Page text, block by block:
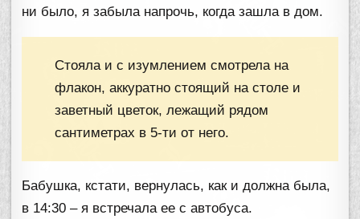
ни было, я забыла напрочь, когда зашла в дом.
Стояла и с изумлением смотрела на
флакон, аккуратно стоящий на столе и
заветный цветок, лежащий рядом
сантиметрах в 5-ти от него.
Бабушка, кстати, вернулась, как и должна была,
в 14:30 – я встречала ее с автобуса.